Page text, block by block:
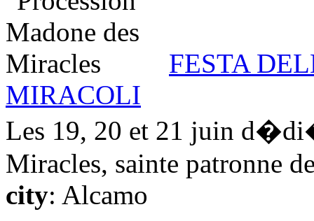
FESTA
MIRACOLI
Les 19, 20 et 21 juin
Miracles, sainte patronne
city: Alcamo